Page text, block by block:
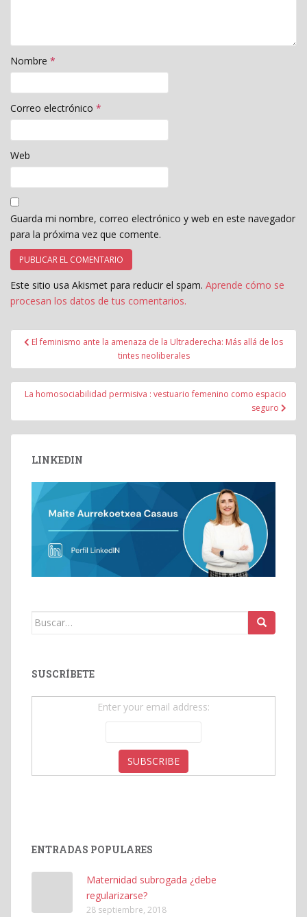
Nombre *
Correo electrónico *
Web
Guarda mi nombre, correo electrónico y web en este navegador
para la próxima vez que comente.
Este sitio usa Akismet para reducir el spam. Aprende cómo se
procesan los datos de tus comentarios.
Navegación
entradas
El feminismo ante la amenaza de la Ultraderecha: Más allá de los
tintes neoliberales
La homosociabilidad permisiva : vestuario femenino como espacio
seguro
LINKEDIN
Buscar:
SUSCRÍBETE
Enter your email address:
ENTRADAS POPULARES
Maternidad subrogada ¿debe
regularizarse?
28 septiembre, 2018